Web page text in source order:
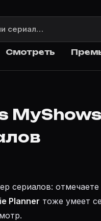
Смотреть
сериалов:
Planner тоже умеет